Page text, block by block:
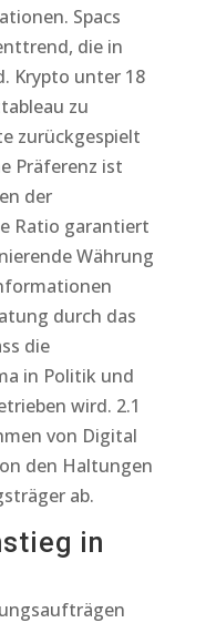
Spacs
die in
Krypto unter 18
zu
zurückgespielt
Präferenz ist
der
Ratio garantiert
Währung
durch das
die
in Politik und
wird. 2.1
von Digital
den Haltungen
ab.
in